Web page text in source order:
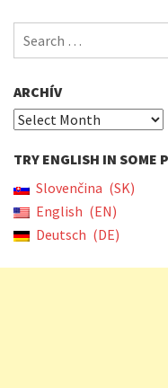
Search
for:
ARCHÍV
Archív
TRY ENGLISH IN SOME
Slovenčina
SK
English
EN
Deutsch
DE